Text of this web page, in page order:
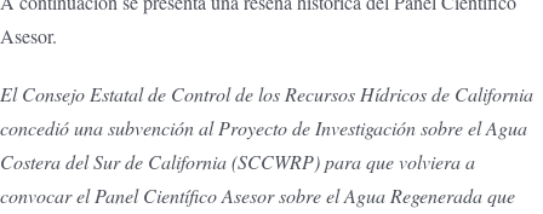
Asesor.
El Consejo Estatal de Control de los Recursos Hídricos de California
concedió una subvención al Proyecto de Investigación sobre el Agua
Costera del Sur de California (SCCWRP) para que volviera a
convocar el Panel Científico Asesor sobre el Agua Regenerada que